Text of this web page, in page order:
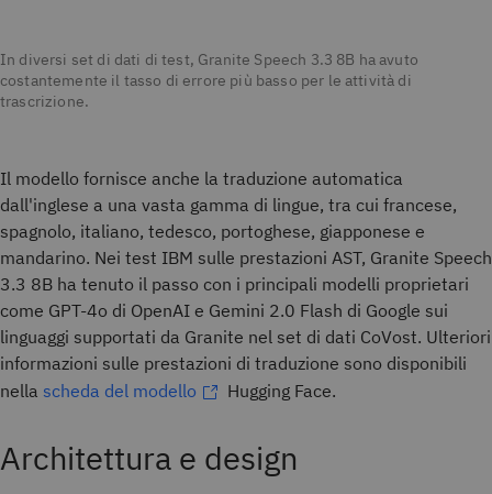
In diversi set di dati di test, Granite Speech 3.3 8B ha avuto
costantemente il tasso di errore più basso per le attività di
trascrizione.
Il modello fornisce anche la traduzione automatica
dall'inglese a una vasta gamma di lingue, tra cui francese,
spagnolo, italiano, tedesco, portoghese, giapponese e
mandarino. Nei test IBM sulle prestazioni AST, Granite Speech
3.3 8B ha tenuto il passo con i principali modelli proprietari
come GPT-4o di OpenAI e Gemini 2.0 Flash di Google sui
linguaggi supportati da Granite nel set di dati CoVost. Ulteriori
informazioni sulle prestazioni di traduzione sono disponibili
nella scheda del modello Hugging Face.
Architettura e design